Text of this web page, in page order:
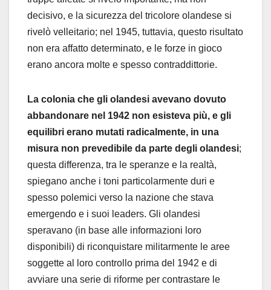
decisivo, e la sicurezza del tricolore olandese si
rivelò velleitario; nel 1945, tuttavia, questo risultato
non era affatto determinato, e le forze in gioco
erano ancora molte e spesso contraddittorie.
La colonia che gli olandesi avevano dovuto
abbandonare nel 1942 non esisteva più, e gli
equilibri erano mutati radicalmente, in una
misura non prevedibile da parte degli olandesi;
questa differenza, tra le speranze e la realtà,
spiegano anche i toni particolarmente duri e
spesso polemici verso la nazione che stava
emergendo e i suoi leaders. Gli olandesi
speravano (in base alle informazioni loro
disponibili) di riconquistare militarmente le aree
soggette al loro controllo prima del 1942 e di
avviare una serie di riforme per contrastare le